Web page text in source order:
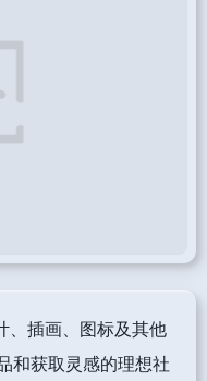
、插画、图标及其他
和获取灵感的理想社